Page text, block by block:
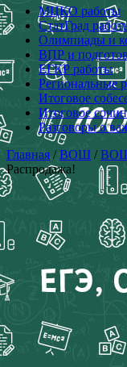
МЦКО работы
СтатГрад
Олимпиады и
ВПР и
ЕГКР работы
Региональные
Итоговое
Итоговое
Разговоры о
Главная /ВОШ /ВОШ
Распродажа!